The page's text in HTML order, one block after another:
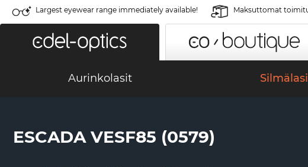
Largest eyewear range immediately available! Maksuttomat
Aurinkolasit
ESCADA VESF85 (0579)